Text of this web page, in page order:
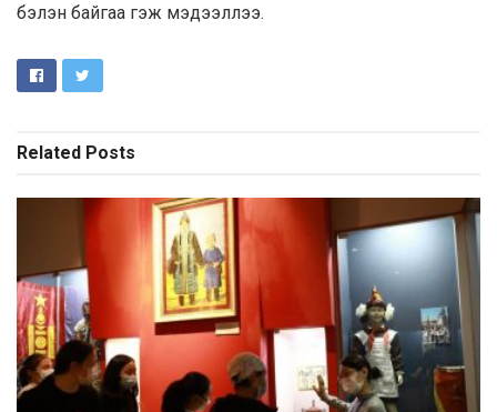
бэлэн байгаа гэж мэдээллээ.
Related Posts